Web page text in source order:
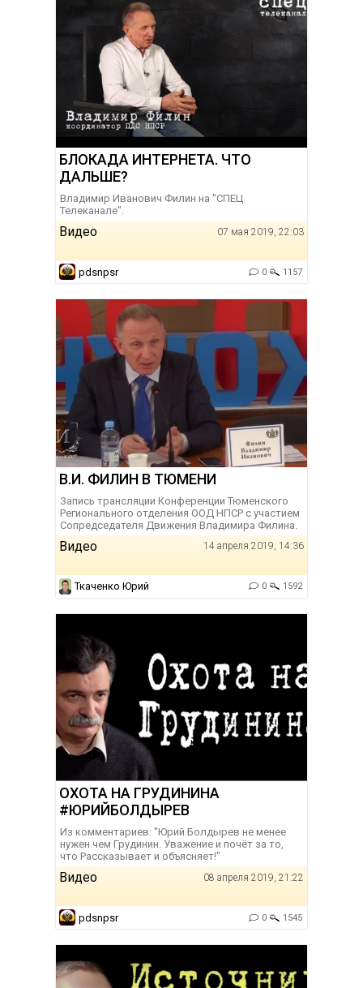
БЛОКАДА ИНТЕРНЕТА. ЧТО
ДАЛЬШЕ?
Владимир Иванович Филин на "СПЕЦ
Телеканале".
Видео 07 мая 2019, 22:03
pdsnpsr 0 1157
В.И. ФИЛИН В ТЮМЕНИ
Запись трансляции Конференции Тюменского
Регионального отделения ООД НПСР с участием
Сопредседателя Движения Владимира Филина.
Видео 14 апреля 2019, 14:36
Ткаченко Юрий 0 1592
ОХОТА НА ГРУДИНИНА
#ЮРИЙБОЛДЫРЕВ
Из комментариев: "Юрий Болдырев не менее
нужен чем Грудинин. Уважение и почёт за то,
что Рассказывает и объясняет!"
Видео 08 апреля 2019, 21:22
pdsnpsr 0 1545